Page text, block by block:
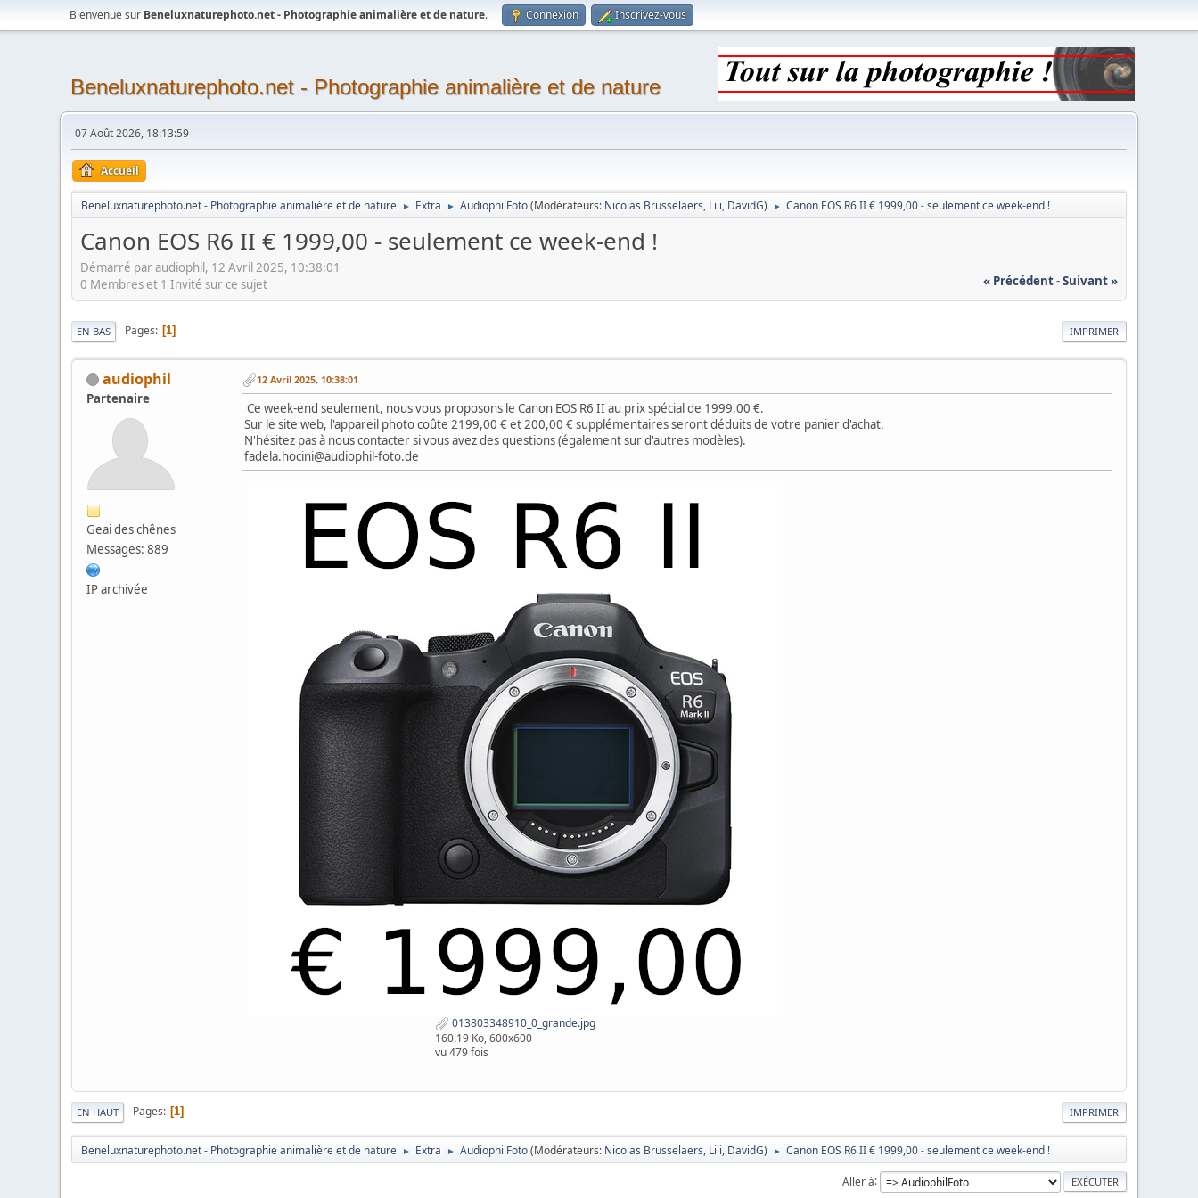
Bienvenue sur Beneluxnaturephoto.net - Photographie animalière et de nature. Connexion Inscrivez-vous
Beneluxnaturephoto.net - Photographie animalière et de nature
07 Août 2026, 18:13:59
Accueil
Beneluxnaturephoto.net - Photographie animalière et de nature ► Extra ► AudiophilFoto(Modérateurs: Nicolas Brusselaers, Lili, DavidG) ► Canon EOS R6 II € 1999,00 - seulement ce week-end !
Canon EOS R6 II € 1999,00 - seulement ce week-end !
Démarré par audiophil, 12 Avril 2025, 10:38:01
« Précédent-Suivant »
0 Membres et 1 Invité sur ce sujet
IMPRIMER
EN BAS Pages 1
audiophil
Partenaire
Geai des chênes
Messages: 889
IP archivée
12 Avril 2025, 10:38:01
Ce week-end seulement, nous vous proposons le Canon EOS R6 II au prix spécial de 1999,00 €.
Sur le site web, l'appareil photo coûte 2199,00 € et 200,00 € supplémentaires seront déduits de votre panier d'achat.
N'hésitez pas à nous contacter si vous avez des questions (également sur d'autres modèles).
fadela.hocini@audiophil-foto.de
013803348910_0_grande.jpg
160.19 Ko, 600x600
vu 479 fois
IMPRIMER
EN HAUT Pages 1
Beneluxnaturephoto.net - Photographie animalière et de nature ► Extra ► AudiophilFoto(Modérateurs: Nicolas Brusselaers, Lili, DavidG) ► Canon EOS R6 II € 1999,00 - seulement ce week-end !
Aller à